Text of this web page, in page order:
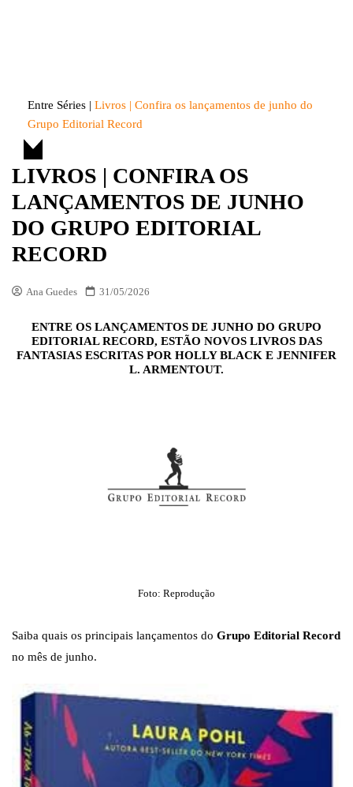
Entre Séries | Livros | Confira os lançamentos de junho do
Grupo Editorial Record
LIVROS | CONFIRA OS
LANÇAMENTOS DE JUNHO
DO GRUPO EDITORIAL
RECORD
Ana Guedes 31/05/2026
ENTRE OS LANÇAMENTOS DE JUNHO DO GRUPO
EDITORIAL RECORD, ESTÃO NOVOS LIVROS DAS
FANTASIAS ESCRITAS POR HOLLY BLACK E JENNIFER
L. ARMENTOUT.
Foto: Reprodução
Saiba quais os principais lançamentos do Grupo Editorial Record
no mês de junho.